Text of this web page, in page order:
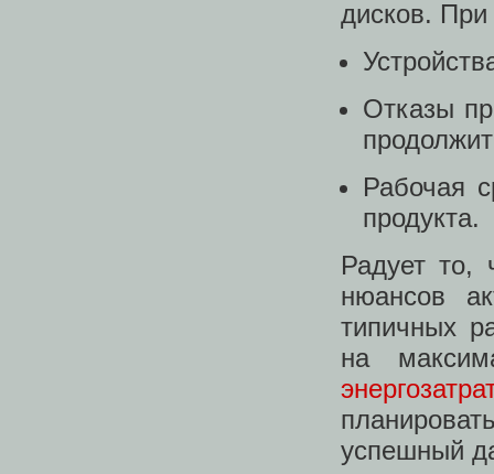
дисков. При
Отказы
Рабочая
продукта.
Радует то,
нюансов
типичных
на
успешный